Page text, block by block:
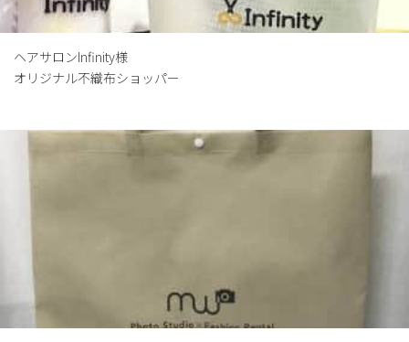
ヘアサロンInfinity様
オリジナル不織布ショッパー